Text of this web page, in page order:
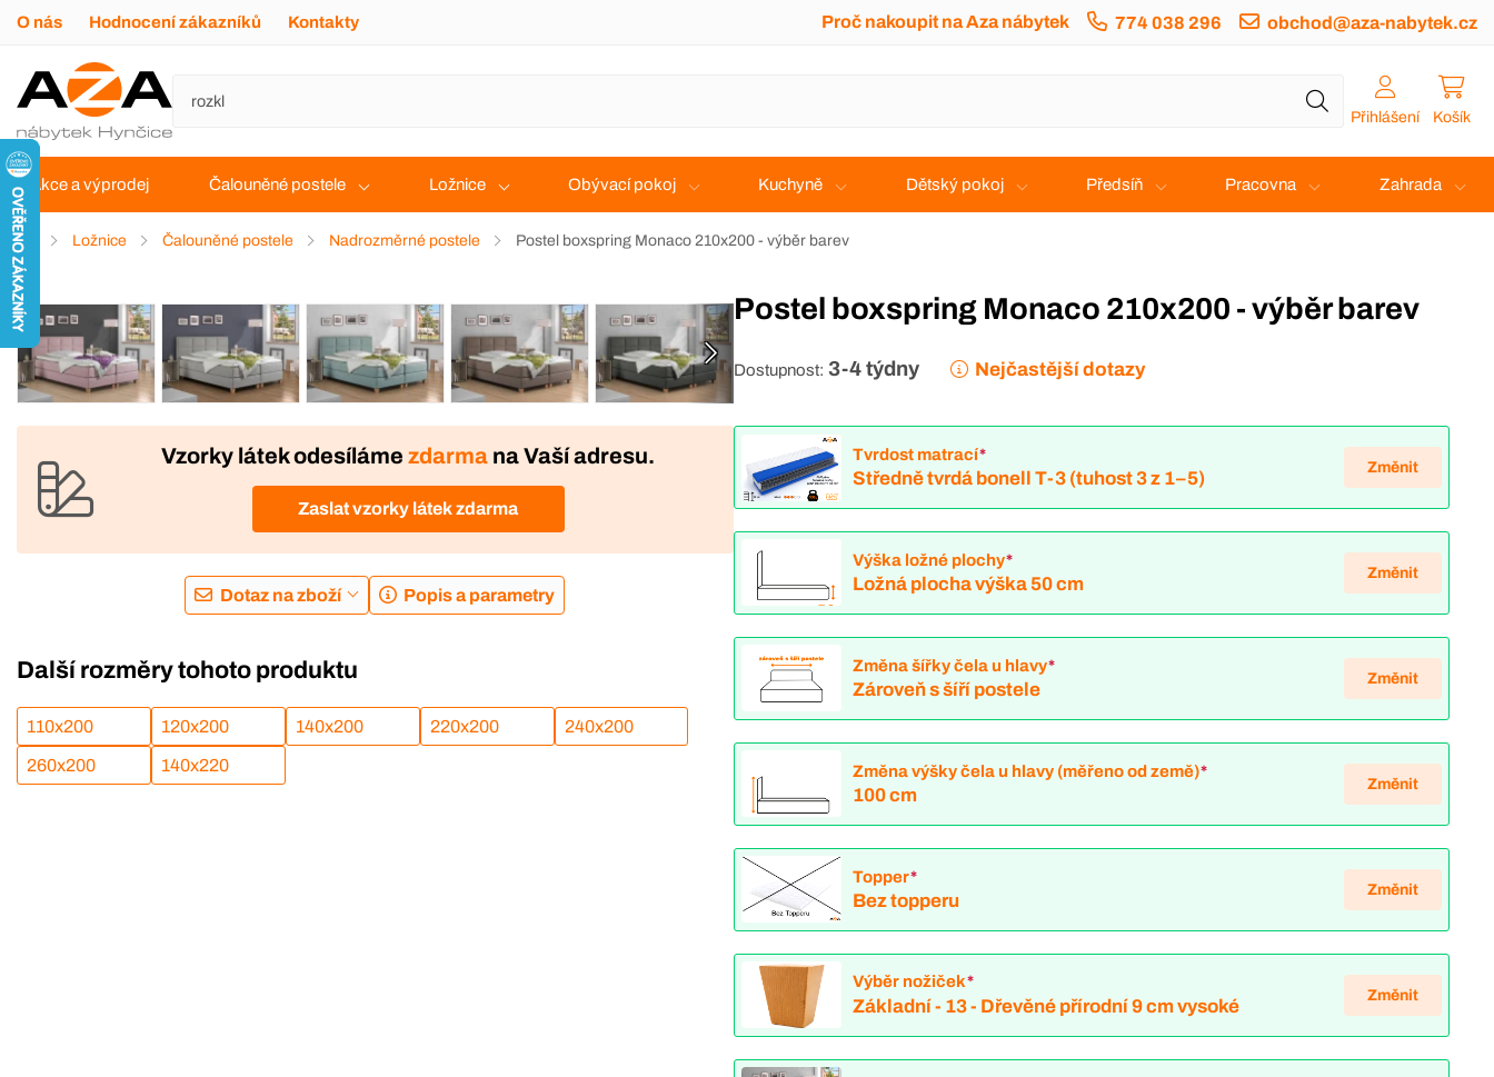
O nás Hodnocení zákazníků Kontakty Proč nakoupit na Aza nábytek 774 038 296 obchod@aza-nabytek.cz
Přihlášení Košík
Akce a výprodej Čalouněné postele Ložnice Obývací pokoj Kuchyně Dětský pokoj Předsíň Pracovna Zahrada
Ložnice Čalouněné postele Nadrozměrné postele Postel boxspring Monaco 210x200 - výběr barev
VÝROBA
Vzorky látek odesílámezdarma na Vaší adresu.
Zaslat vzorky látek zdarma
Dotaz na zboží Popis a parametry
Další rozměry tohoto produktu
110x200 120x200 140x200 220x200 240x200
260x200 140x220
Postel boxspring Monaco 210x200 - výběr barev
Dostupnost: 3-4 týdny Nejčastější dotazy
Tvrdost matrací*
Středně tvrdá bonell T-3 (tuhost 3 z 1–5)
Změnit
Výška ložné plochy*
Ložná plocha výška 50 cm
Změnit
Změna šířky čela u hlavy*
Zároveň s šíří postele
Změnit
Změna výšky čela u hlavy (měřeno od země)*
100 cm
Změnit
Topper*
Bez topperu
Změnit
Výběr nožiček*
Základní - 13 - Dřevěné přírodní 9 cm vysoké
Změnit